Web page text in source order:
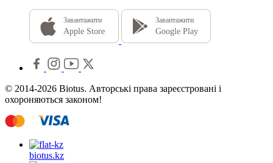
Завантажити
Apple Store
Завантажити
Google Play
© 2014-2026 Biotus. Авторські права зареєстровані і
охороняються законом!
biotus.kz